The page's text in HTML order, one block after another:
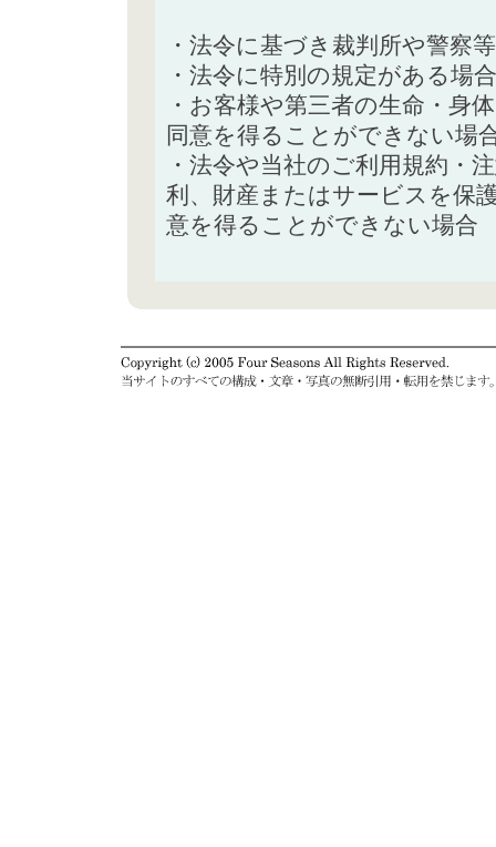
・法令に基づき裁判所や警察
・法令に特別の規定がある場合
・お客様や第三者の生命・身
同意を得ることができない場
・法令や当社のご利用規約・
利、財産またはサービスを保
意を得ることができない場合